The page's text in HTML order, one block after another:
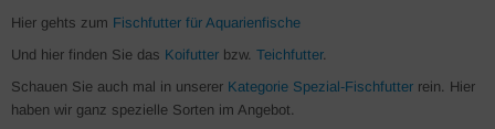
Hier gehts zum Fischfutter für Aquarienfische
Und hier finden Sie das Koifutter bzw. Teichfutter.
Schauen Sie auch mal in unserer Kategorie Spezial-Fischfutter rein. Hier
haben wir ganz spezielle Sorten im Angebot.